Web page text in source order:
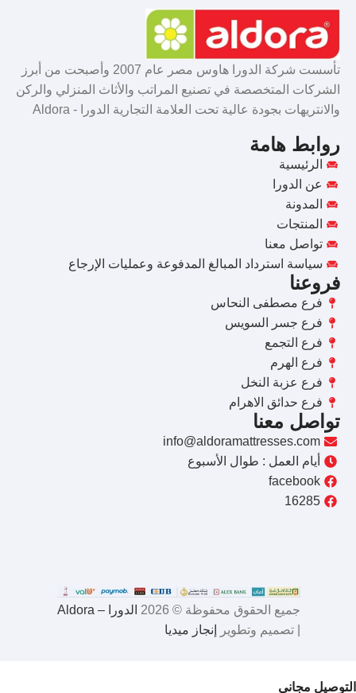
تأسست شركة الدورا هاوس مصر عام 2007 وأصبحت من أبرز
الشركات المتخصصة في تصنيع المراتب والأثاث المنزلي والركن
والانتريهات بجودة عالية تحت العلامة التجارية الدورا - Aldora
روابط هامة
الرئيسية
عن الدورا
المدونة
المنتجات
تواصل معنا
سياسة استرداد المبالغ المدفوعة وعمليات الإرجاع
فروعنا
فرع مصطفى النحاس
فرع جسر السويس
فرع التجمع
فرع الهرم
فرع عزبة النخل
فرع حدائق الاهرام
تواصل معنا
info@aldoramattresses.com
أيام العمل : طوال الأسبوع
facebook
16285
جميع الحقوق محفوظة © 2026
الدورا – Aldora
| تصميم وتطوير
إنجاز ميديا
التوصيل مجاني